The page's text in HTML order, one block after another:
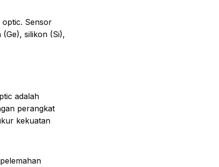
optic. Sensor
silikon (Si),
adalah
perangkat
kekuatan